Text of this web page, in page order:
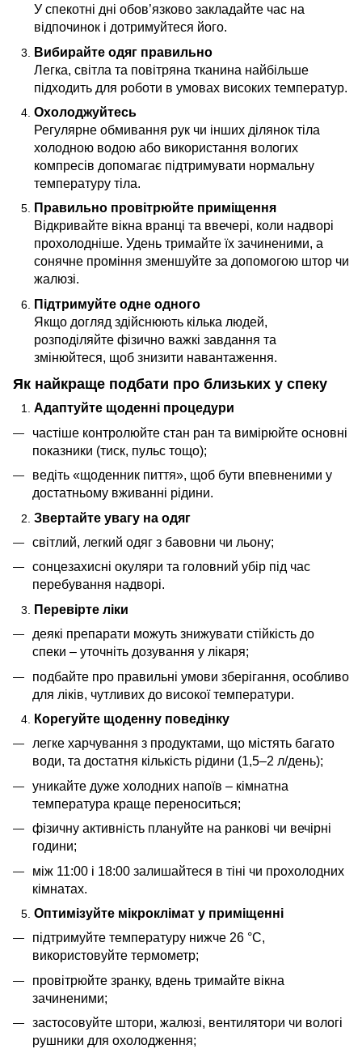
У спекотні дні обов’язково закладайте час на
відпочинок і дотримуйтеся його.
Вибирайте одяг правильно
Легка, світла та повітряна тканина найбільше
підходить для роботи в умовах високих температур.
Охолоджуйтесь
Регулярне обмивання рук чи інших ділянок тіла
холодною водою або використання вологих
компресів допомагає підтримувати нормальну
температуру тіла.
Правильно провітрюйте приміщення
Відкривайте вікна вранці та ввечері, коли надворі
прохолодніше. Удень тримайте їх зачиненими, а
сонячне проміння зменшуйте за допомогою штор чи
жалюзі.
Підтримуйте одне одного
Якщо догляд здійснюють кілька людей,
розподіляйте фізично важкі завдання та
змінюйтеся, щоб знизити навантаження.
Як найкраще подбати про близьких у спеку
Адаптуйте щоденні процедури
частіше контролюйте стан ран та вимірюйте основні
показники (тиск, пульс тощо);
ведіть «щоденник пиття», щоб бути впевненими у
достатньому вживанні рідини.
Звертайте увагу на одяг
світлий, легкий одяг з бавовни чи льону;
сонцезахисні окуляри та головний убір під час
перебування надворі.
Перевірте ліки
деякі препарати можуть знижувати стійкість до
спеки – уточніть дозування у лікаря;
подбайте про правильні умови зберігання, особливо
для ліків, чутливих до високої температури.
Корегуйте щоденну поведінку
легке харчування з продуктами, що містять багато
води, та достатня кількість рідини (1,5–2 л/день);
уникайте дуже холодних напоїв – кімнатна
температура краще переноситься;
фізичну активність плануйте на ранкові чи вечірні
години;
між 11:00 і 18:00 залишайтеся в тіні чи прохолодних
кімнатах.
Оптимізуйте мікроклімат у приміщенні
підтримуйте температуру нижче 26 °C,
використовуйте термометр;
провітрюйте зранку, вдень тримайте вікна
зачиненими;
застосовуйте штори, жалюзі, вентилятори чи вологі
рушники для охолодження;